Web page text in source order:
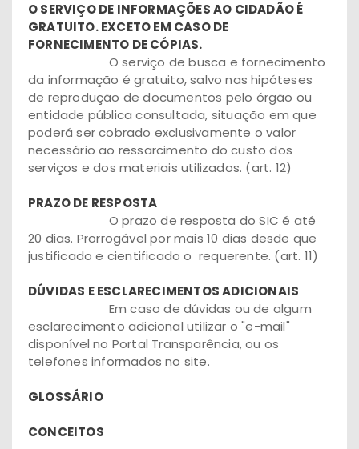
O SERVIÇO DE INFORMAÇÕES AO CIDADÃO É
GRATUITO. EXCETO EM CASO DE
FORNECIMENTO DE CÓPIAS.
O serviço de busca e fornecimento
da informação é gratuito, salvo nas hipóteses
de reprodução de documentos pelo órgão ou
entidade pública consultada, situação em que
poderá ser cobrado exclusivamente o valor
necessário ao ressarcimento do custo dos
serviços e dos materiais utilizados. (art. 12)
PRAZO DE RESPOSTA
O prazo de resposta do SIC é até
20 dias. Prorrogável por mais 10 dias desde que
justificado e cientificado o requerente. (art. 11)
DÚVIDAS E ESCLARECIMENTOS ADICIONAIS
Em caso de dúvidas ou de algum
esclarecimento adicional utilizar o "e-mail"
disponível no Portal Transparência, ou os
telefones informados no site.
GLOSSÁRIO
CONCEITOS